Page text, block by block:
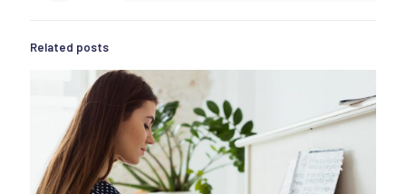
Related posts